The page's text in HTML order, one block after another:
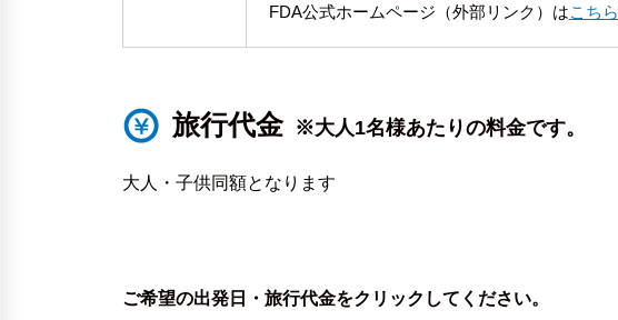
FDA公式ホームページ（外部リンク）はこちら
旅行代金 ※大人1名様あたりの料金です。
大人・子供同額となります
ご希望の出発日・旅行代金をクリックしてください。